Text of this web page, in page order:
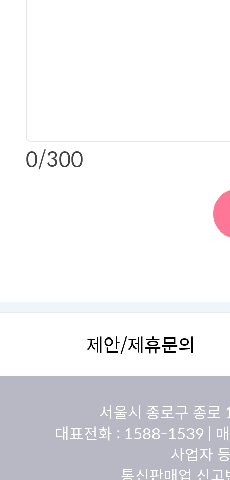
0/300
제안/제휴문의
서울시 종로구 종
대표전화 : 1588-1539 |
사업자
통신판매업 신